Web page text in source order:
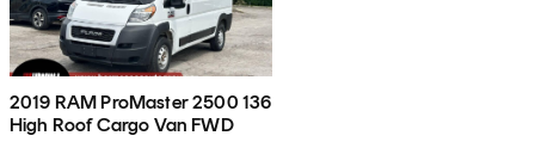
2019 RAM ProMaster 2500 136
High Roof Cargo Van FWD